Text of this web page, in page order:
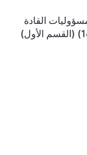
القادة